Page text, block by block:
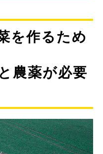
を作るため
農薬が必要